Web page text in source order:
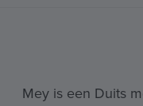
Mey is een Duits